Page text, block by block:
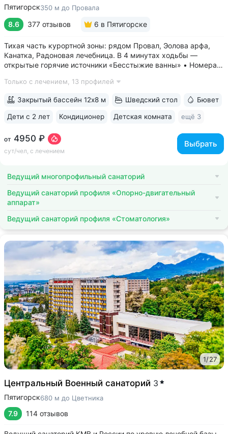
Пятигорск350 м до Провала
8.6 377 отзывов 6 в Пятигорске
Тихая часть курортной зоны: рядом Провал, Эолова арфа,
Канатка, Радоновая лечебница. В 4 минутах ходьбы —
открытые горячие источники «Бесстыжие ванны» • Номера
виден Эльбрус и Кавказский хребет. Есть номера с балконом
Только с лечением, 13 профилей
от 4950 ₽
сут/чел, с лечением
Выбрать
Закрытый бассейн 12х8 м Шведский стол Бювет
Дети с 2 лет Кондиционер Детская комната ещё 3
Ведущий многопрофильный санаторий
Ведущий санаторий профиля «Опорно-двигательный
аппарат»
Ведущий санаторий профиля «Стоматология»
1/27
Центральный Военный санаторий 3
Пятигорск680 м до Цветника
7.9 114 отзывов